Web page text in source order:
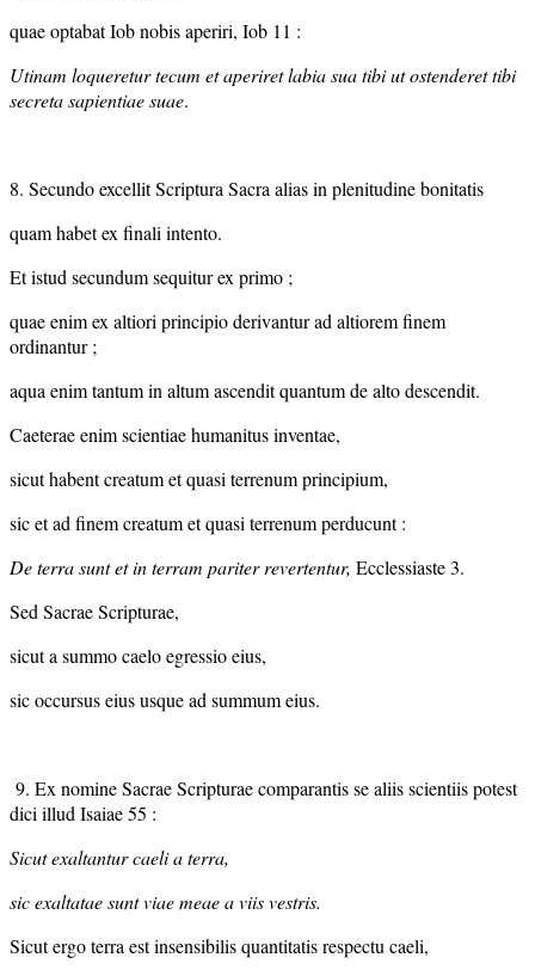
quae optabat Iob nobis aperiri, Iob 11 :
Utinam loqueretur tecum et aperiret labia sua tibi ut ostenderet tibi
secreta sapientiae suae.
8. Secundo excellit Scriptura Sacra alias in plenitudine bonitatis
quam habet ex finali intento.
Et istud secundum sequitur ex primo ;
quae enim ex altiori principio derivantur ad altiorem finem
ordinantur ;
aqua enim tantum in altum ascendit quantum de alto descendit.
Caeterae enim scientiae humanitus inventae,
sicut habent creatum et quasi terrenum principium,
sic et ad finem creatum et quasi terrenum perducunt :
De terra sunt et in terram pariter revertentur, Ecclessiaste 3.
Sed Sacrae Scripturae,
sicut a summo caelo egressio eius,
sic occursus eius usque ad summum eius.
9. Ex nomine Sacrae Scripturae comparantis se aliis scientiis potest
dici illud Isaiae 55 :
Sicut exaltantur caeli a terra,
sic exaltatae sunt viae meae a viis vestris.
Sicut ergo terra est insensibilis quantitatis respectu caeli,